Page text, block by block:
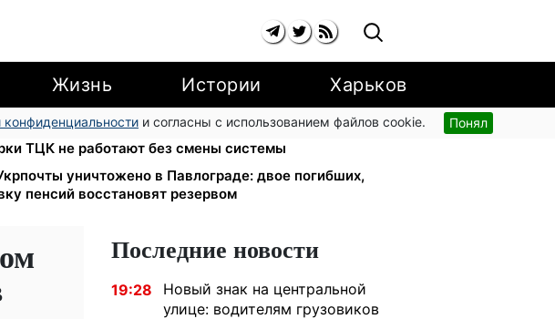
Жизнь Истории Харьков
конфиденциальности и согласны с использованием файлов cookie. Понял
дел и ВВК: юрист Танасийчук — почему
ТЦК не работают без смены системы
уничтожено в Павлограде: двое погибших,
пенсий восстановят резервом
Последние новости
19:28
Новый знак на центральной
улице: водителям грузовиков